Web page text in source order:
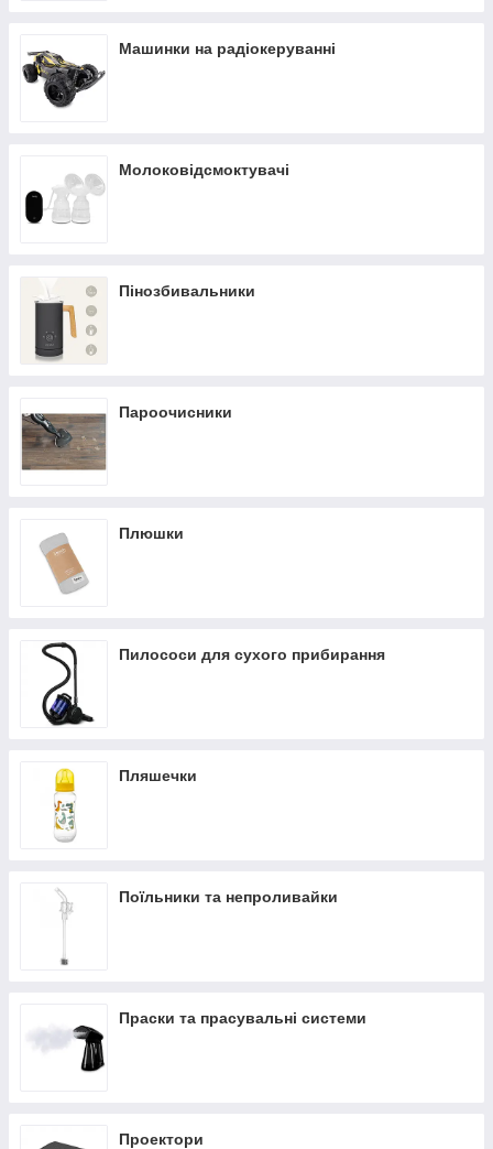
Машинки на радіокеруванні
Молоковідсмоктувачі
Пінозбивальники
Пароочисники
Плюшки
Пилососи для сухого прибирання
Пляшечки
Поїльники та непроливайки
Праски та прасувальні системи
Проектори